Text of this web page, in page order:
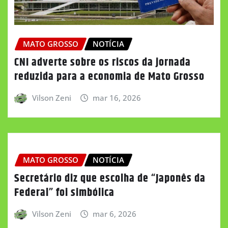
MATO GROSSO NOTÍCIA
CNI adverte sobre os riscos da jornada
reduzida para a economia de Mato Grosso
Vilson Zeni mar 16, 2026
MATO GROSSO NOTÍCIA
Secretário diz que escolha de “Japonês da
Federal” foi simbólica
Vilson Zeni mar 6, 2026